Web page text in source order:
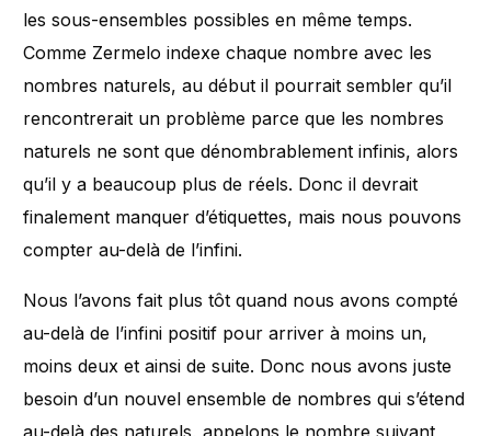
les sous-ensembles possibles en même temps.
Comme Zermelo indexe chaque nombre avec les
nombres naturels, au début il pourrait sembler qu’il
rencontrerait un problème parce que les nombres
naturels ne sont que dénombrablement infinis, alors
qu’il y a beaucoup plus de réels. Donc il devrait
finalement manquer d’étiquettes, mais nous pouvons
compter au-delà de l’infini.
Nous l’avons fait plus tôt quand nous avons compté
au-delà de l’infini positif pour arriver à moins un,
moins deux et ainsi de suite. Donc nous avons juste
besoin d’un nouvel ensemble de nombres qui s’étend
au-delà des naturels, appelons le nombre suivant